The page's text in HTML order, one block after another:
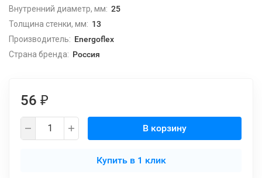
Внутренний диаметр, мм: 25
Толщина стенки, мм: 13
Производитель: Energoflex
Страна бренда: Россия
56 ₽
В корзину
Купить в 1 клик